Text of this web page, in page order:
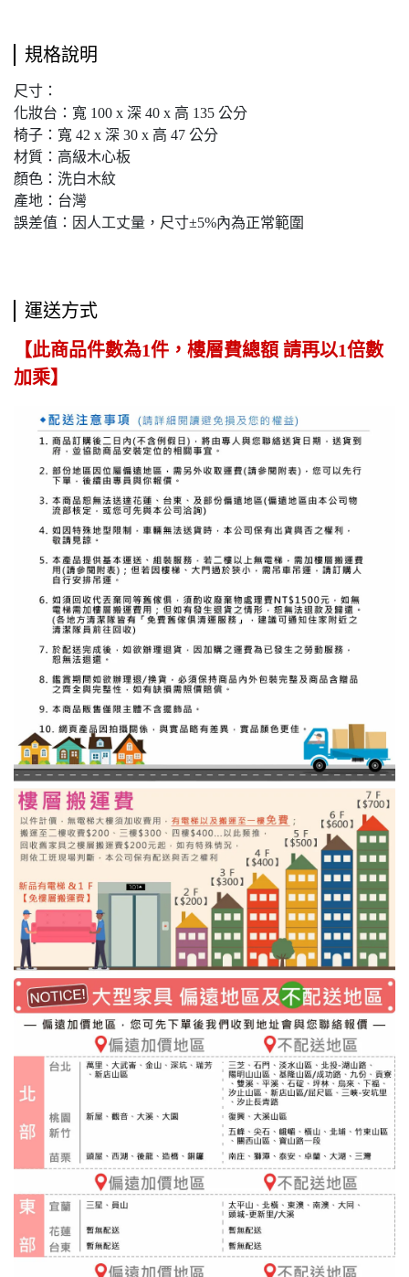
規格說明
尺寸：
化妝台：寬 100 x 深 40 x 高 135 公分
椅子：寬 42 x 深 30 x 高 47 公分
材質：高級木心板
顏色：洗白木紋
產地：台灣
誤差值：因人工丈量，尺寸±5%內為正常範圍
運送方式
【此商品件數為1件，樓層費總額 請再以1倍數
加乘】